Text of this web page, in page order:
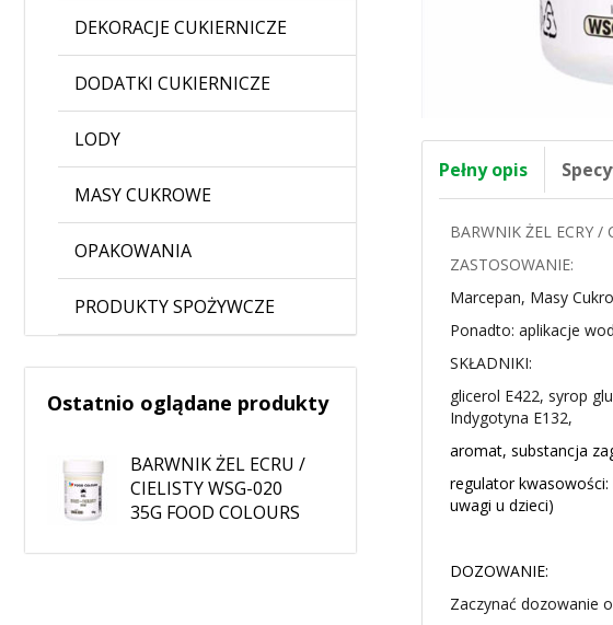
DEKORACJE CUKIERNICZE
DODATKI CUKIERNICZE
LODY
MASY CUKROWE
OPAKOWANIA
PRODUKTY SPOŻYWCZE
Ostatnio oglądane produkty
BARWNIK ŻEL ECRU /
CIELISTY WSG-020
35G FOOD COLOURS
Pełny opis
BARWNIK ŻEL ECRY /
ZASTOSOWANIE:
Marcepan, Masy
Ponadto: aplikacje
SKŁADNIKI:
glicerol E422, syrop
Indygotyna E132,
aromat, substancja
regulator kwasowości:
uwagi u dzieci)
DOZOWANIE:
Zaczynać dozowanie